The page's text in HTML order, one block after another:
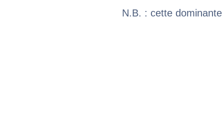
N.B. : cette